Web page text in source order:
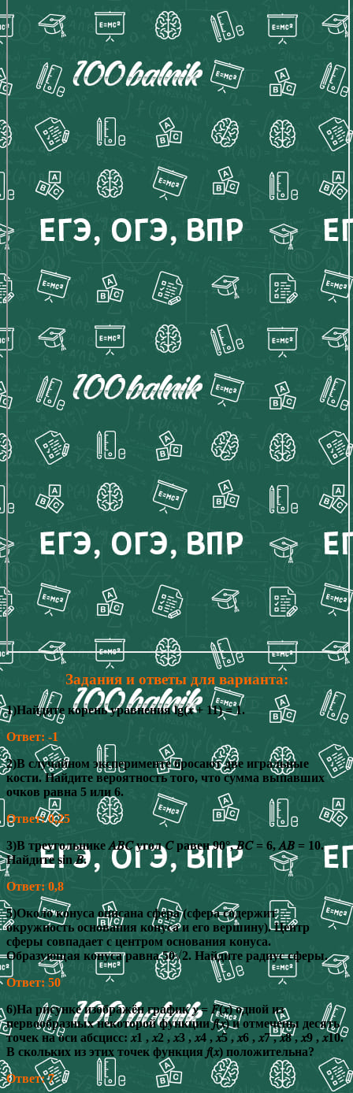
Задания и ответы для варианта:
1)Найдите корень уравнения lg(𝑥 + 11) = 1.
Ответ: -1
2)В случайном эксперименте бросают две игральные
кости. Найдите вероятность того, что сумма выпавших
очков равна 5 или 6.
Ответ: 0,25
3)В треугольнике 𝐴𝐵𝐶 угол 𝐶 равен 90°, 𝐵𝐶 = 6, 𝐴𝐵 = 10.
Найдите sin 𝐵.
Ответ: 0,8
5)Около конуса описана сфера (сфера содержит
окружность основания конуса и его вершину). Центр
сферы совпадает с центром основания конуса.
Образующая конуса равна 50√2. Найдите радиус сферы.
Ответ: 50
6)На рисунке изображён график 𝑦 = 𝐹(𝑥) одной из
первообразных некоторой функции 𝑓(𝑥) и отмечены десять
точек на оси абсцисс: 𝑥1 , 𝑥2 , 𝑥3 , 𝑥4 , 𝑥5 , 𝑥6 , 𝑥7 , 𝑥8 , 𝑥9 , 𝑥10.
В скольких из этих точек функция 𝑓(𝑥) положительна?
Ответ: 7